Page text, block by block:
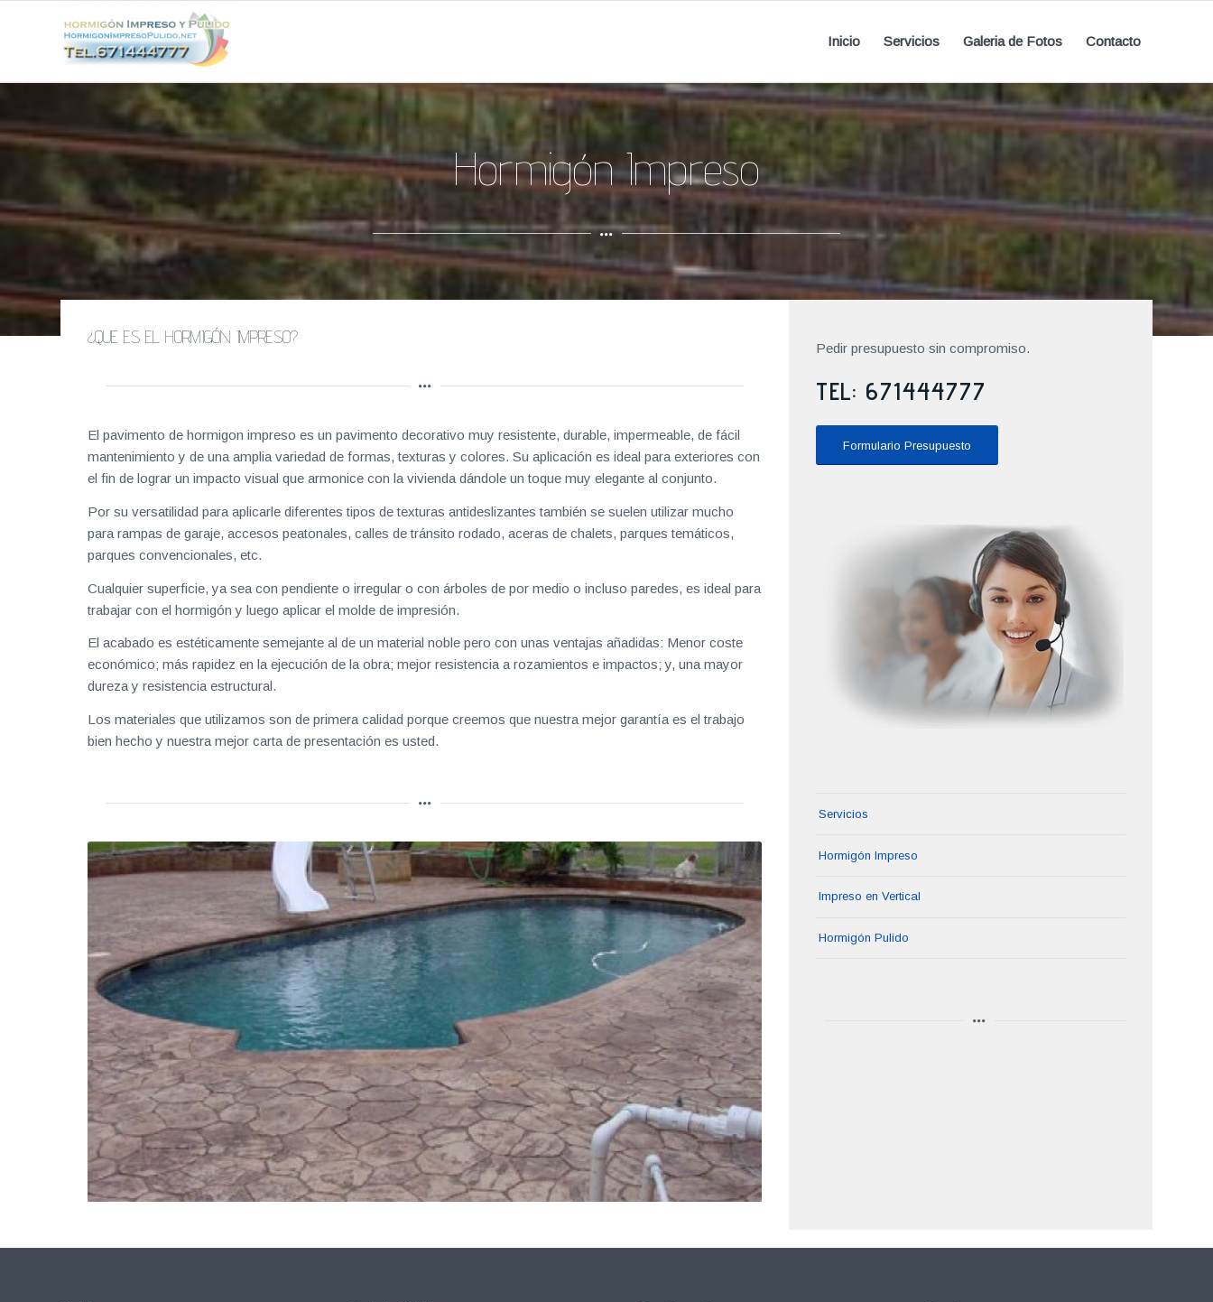
Inicio Servicios Galeria de Fotos Contacto
Hormigón Impreso
¿QUE ES EL HORMIGÓN IMPRESO?
El pavimento de hormigon impreso es un pavimento decorativo muy resistente, durable, impermeable, de fácil
mantenimiento y de una amplia variedad de formas, texturas y colores. Su aplicación es ideal para exteriores con
el fin de lograr un impacto visual que armonice con la vivienda dándole un toque muy elegante al conjunto.
Por su versatilidad para aplicarle diferentes tipos de texturas antideslizantes también se suelen utilizar mucho
para rampas de garaje, accesos peatonales, calles de tránsito rodado, aceras de chalets, parques temáticos,
parques convencionales, etc.
Cualquier superficie, ya sea con pendiente o irregular o con árboles de por medio o incluso paredes, es ideal para
trabajar con el hormigón y luego aplicar el molde de impresión.
El acabado es estéticamente semejante al de un material noble pero con unas ventajas añadidas: Menor coste
económico; más rapidez en la ejecución de la obra; mejor resistencia a rozamientos e impactos; y, una mayor
dureza y resistencia estructural.
Los materiales que utilizamos son de primera calidad porque creemos que nuestra mejor garantía es el trabajo
bien hecho y nuestra mejor carta de presentación es usted.
Pedir presupuesto sin compromiso.
TEL: 671444777
Formulario Presupuesto
Servicios
Hormigón Impreso
Impreso en Vertical
Hormigón Pulido